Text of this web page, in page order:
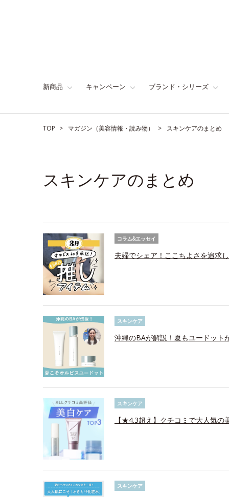
新商品 キャンペーン ブランド・シリーズ
TOP マガジン（美容情報・読み物） スキンケアのまとめ
スキンケアのまとめ
コラム&エッセイ
夫婦でシェア！ここちよさを追求
スキンケア
沖縄のBAが解説！夏もユードット
スキンケア
【★4.3超え】クチコミで大人気の
スキンケア